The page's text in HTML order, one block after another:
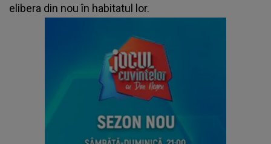
elibera din nou în habitatul lor.